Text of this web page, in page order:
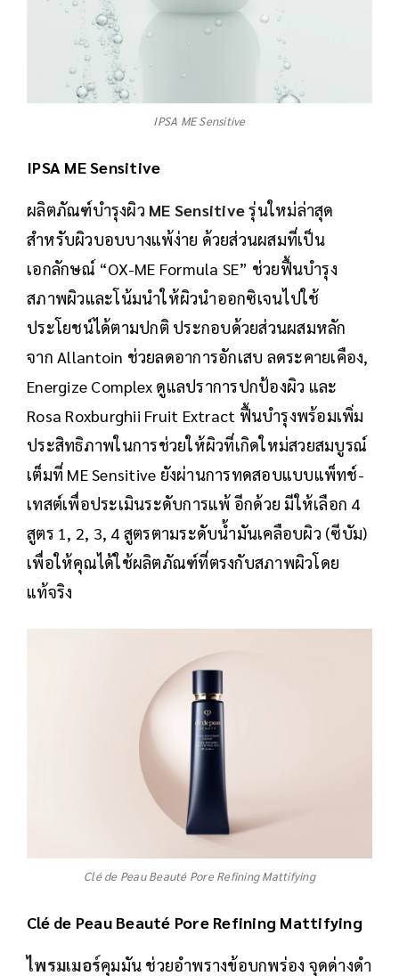
IPSA ME Sensitive
IPSA ME Sensitive
ผลิตภัณฑ์บำรุงผิว ME Sensitiveรุ่นใหม่ล่าสุด
สำหรับผิวบอบบางแพ้ง่าย ด้วยส่วนผสมที่เป็น
เอกลักษณ์ “OX-ME Formula SE” ช่วยฟื้นบำรุง
สภาพผิวและโน้มนำให้ผิวนำออกซิเจนไปใช้
ประโยชน์ได้ตามปกติ ประกอบด้วยส่วนผสมหลัก
จาก Allantoin ช่วยลดอาการอักเสบ ลดระคายเคือง,
Energize Complex ดูแลปราการปกป้องผิว และ
Rosa Roxburghii Fruit Extract ฟื้นบำรุงพร้อมเพิ่ม
ประสิทธิภาพในการช่วยให้ผิวที่เกิดใหม่สวยสมบูรณ์
เต็มที่ ME Sensitive ยังผ่านการทดสอบแบบแพ็ทช์-
เทสต์เพื่อประเมินระดับการแพ้ อีกด้วย มีให้เลือก 4
สูตร 1, 2, 3, 4 สูตรตามระดับน้ำมันเคลือบผิว (ซีบัม)
เพื่อให้คุณได้ใช้ผลิตภัณฑ์ที่ตรงกับสภาพผิวโดย
แท้จริง
Clé de Peau Beauté Pore Refining Mattifying
Clé de Peau Beauté Pore Refining Mattifying
ไพรมเมอร์คุมมัน ช่วยอำพรางข้อบกพร่อง จุดด่างดำ